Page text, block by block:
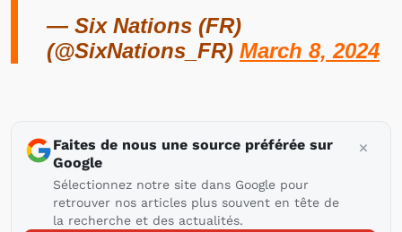
— Six Nations (FR)
(@SixNations_FR) March 8, 2024
Faites de nous une source préférée sur
Google
Sélectionnez notre site dans Google pour
retrouver nos articles plus souvent en tête de
la recherche et des actualités.